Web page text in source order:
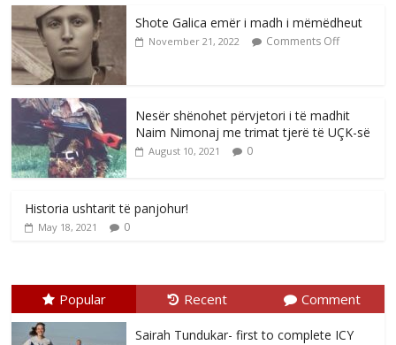
Shote Galica emër i madh i mëmëdheut
November 21, 2022 Comments Off
Nesër shënohet përvjetori i të madhit
Naim Nimonaj me trimat tjerë të UÇK-së
August 10, 2021 0
Historia ushtarit të panjohur!
May 18, 2021 0
Popular Recent Comment
Sairah Tundukar- first to complete ICY